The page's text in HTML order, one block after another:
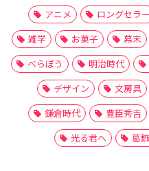
アニメ
ロングセラー
雑学
お菓子 幕末
べらぼう
明治時代
デザイン
文房具
鎌倉時代
豊臣秀吉
光る君へ
葛